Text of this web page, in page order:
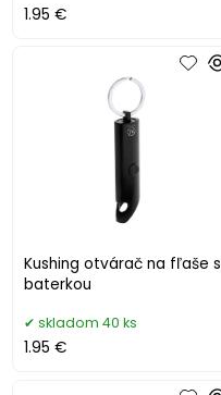
1.95 €
Kushing otvárač na fľaše s
baterkou
skladom 40 ks
1.95 €